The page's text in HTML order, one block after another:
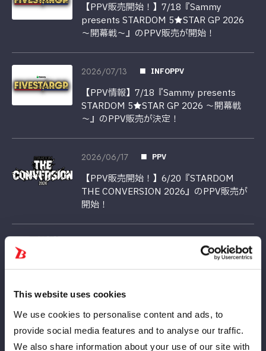
This website uses cookies
We use cookies to personalise content and ads, to
provide social media features and to analyse our traffic.
We also share information about your use of our site with
【PPV販売開始！】7/18『Sammy
presents STARDOM 5★STAR GP 2026
～開幕戦～』のPPV販売が開始！
2026/07/13 INFOPPV
【PPV情報】7/18『Sammy presents
STARDOM 5★STAR GP 2026 ～開幕戦
～』のPPV販売が決定！
2026/06/17 PPV
【PPV販売開始！】6/20『STARDOM
THE CONVERSION 2026』のPPV販売が
開始！
【PPV情報】6/20『STARDOM THE
2026/05/21 PPV
【PPV情報】5月23日（土）愛知・豊田合